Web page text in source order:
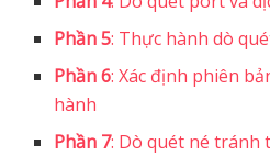
Phần 5: Thực hành dò
Phần 6: Xác định phiên
hành
Phần 7: Dò quét né tránh